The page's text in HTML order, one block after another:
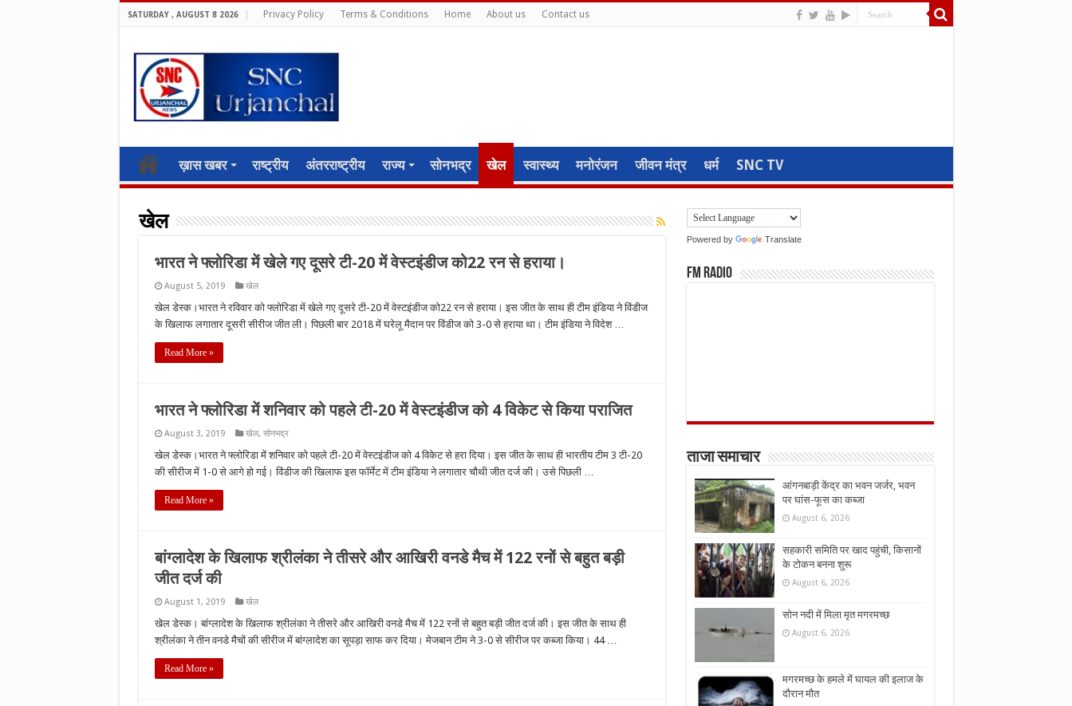
SATURDAY , AUGUST 8 2026 Privacy Policy Terms & Conditions Home About us Contact us
ख़ास खबर राष्ट्रीय अंतरराष्ट्रीय राज्य सोनभद्र खेल स्वास्थ्य मनोरंजन जीवन मंत्र धर्म SNC TV
खेल
भारत ने फ्लोरिडा में खेले गए दूसरे टी-20 में वेस्टइंडीज को22 रन से हराया।
August 5, 2019 खेल
खेल डेस्क।भारत ने रविवार को फ्लोरिडा में खेले गए दूसरे टी-20 में वेस्टइंडीज को22 रन से हराया। इस जीत के साथ ही टीम इंडिया ने विंडीज
के खिलाफ लगातार दूसरी सीरीज जीत ली। पिछली बार 2018 में घरेलू मैदान पर विंडीज को 3-0 से हराया था। टीम इंडिया ने विदेश …
Read More »
भारत ने फ्लोरिडा में शनिवार को पहले टी-20 में वेस्टइंडीज को 4 विकेट से किया पराजित
August 3, 2019 खेल, सोनभद्र
खेल डेस्क।भारत ने फ्लोरिडा में शनिवार को पहले टी-20 में वेस्टइंडीज को 4 विकेट से हरा दिया। इस जीत के साथ ही भारतीय टीम 3 टी-20
की सीरीज में 1-0 से आगे हो गई। विंडीज की खिलाफ इस फॉर्मेट में टीम इंडिया ने लगातार चौथी जीत दर्ज की। उसे पिछली …
Read More »
बांग्लादेश के खिलाफ श्रीलंका ने तीसरे और आखिरी वनडे मैच में 122 रनों से बहुत बड़ी
जीत दर्ज की
August 1, 2019 खेल
खेल डेस्क। बांग्लादेश के खिलाफ श्रीलंका ने तीसरे और आखिरी वनडे मैच में 122 रनों से बहुत बड़ी जीत दर्ज की। इस जीत के साथ ही
श्रीलंका ने तीन वनडे मैचों की सीरीज में बांग्लादेश का सूपड़ा साफ कर दिया। मेजबान टीम ने 3-0 से सीरीज पर कब्जा किया। 44 …
Read More »
Powered by Translate
FM Radio
ताजा समाचार
आंगनबाड़ी केंद्र का भवन जर्जर, भवन
पर घांस-फूस का कब्जा
August 6, 2026
सहकारी समिति पर खाद पहुंची, किसानों
के टोकन बनना शुरू
August 6, 2026
सोन नदी में मिला मृत मगरमच्छ
August 6, 2026
मगरमच्छ के हमले में घायल की इलाज के
दौरान मौत